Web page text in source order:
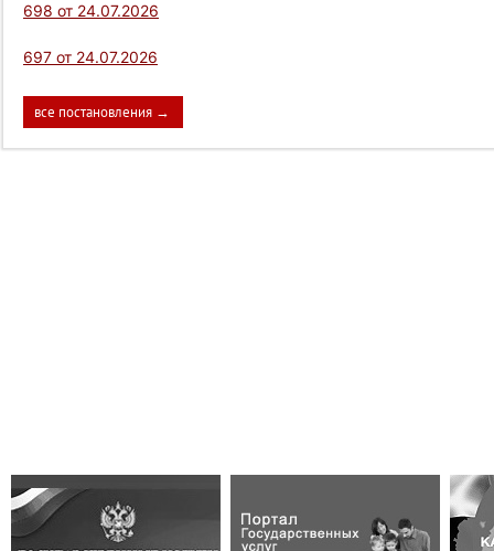
698 от 24.07.2026
697 от 24.07.2026
все постановления →